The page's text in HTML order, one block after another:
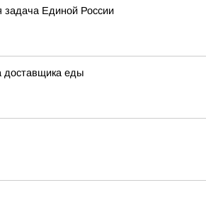
задача Единой России
еды